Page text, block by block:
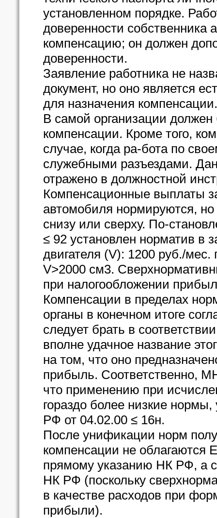
установленном порядке.
доверенности собственника
компенсацию; он должен
доверенности.
Заявление работника не
документ, но оно является
для назначения компенсации.
В самой организации
компенсации. Кроме того,
случае, когда ра-бота по
служебными разъездами.
отражено в должностной
Компенсационные выплаты
автомобиля нормируются, но
снизу или сверху. По-
≤ 92 установлен норматив в
двигателя (V): 1200 руб./
V>2000 см3.
при налогообложении
Компенсации в пределах
органы в конечном итоге
следует брать в
вполне удачное название
на том, что оно
прибыль. Соответственно,
что применению при
гораздо более низкие
РФ от 04.02.00 ≤ 16н.
После унификации норм
компенсации не
прямому указанию НК РФ, а
НК РФ (поскольку
в качестве расходов при
прибыли).